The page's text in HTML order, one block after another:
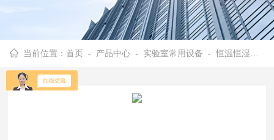
当前位置：首页 - 产品中心 - 实验室常用设备 -恒温恒湿称重系统